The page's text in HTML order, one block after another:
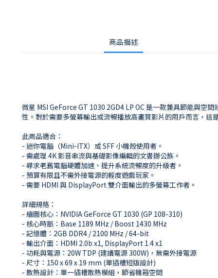
商品描述
微星 MSI GeForce GT 1030 2GD4 LP OC 是一款兼具節能與空
性。對於需要多螢幕輸出或流暢播放高畫質影片的用戶而言，
此商品適合：
- 迷你電腦（Mini-ITX）或 SFF 小機殼使用者。
- 需處理 4K 影音串流與基礎影像編輯的文書辦公族。
- 尋求老舊電腦硬體加速、提升系統流暢度的升級者。
- 預算有限且不需外接電源的輕度遊戲玩家。
- 需要 HDMI 與 DisplayPort 雙介面輸出的多螢幕工作者。
詳細規格：
- 繪圖核心：NVIDIA GeForce GT 1030 (GP 108-310)
- 核心時脈：Base 1189 MHz / Boost 1430 MHz
- 記憶體：2GB DDR4 / 2100 MHz / 64-bit
- 輸出介面：HDMI 2.0b x1, DisplayPort 1.4 x1
- 功耗與電源：20W TDP (建議電源 300W)，無需外接電源
- 尺寸：150 x 69 x 19 mm (單插槽短版設計)
- 散熱設計：單一插槽散熱模組，節省機箱空間